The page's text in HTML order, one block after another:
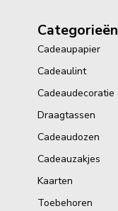
Categorieën
Cadeaupapier
Cadeaulint
Cadeaudecoratie
Draagtassen
Cadeaudozen
Cadeauzakjes
Kaarten
Toebehoren